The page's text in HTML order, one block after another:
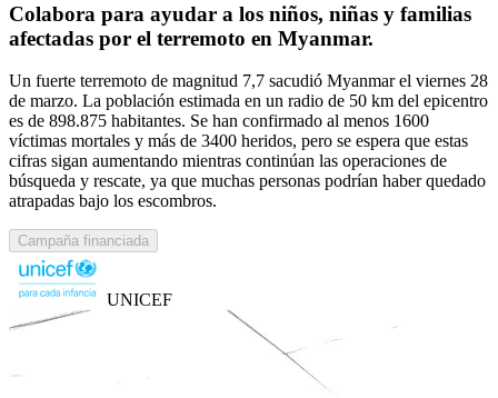
Colabora para ayudar a los niños, niñas y familias
afectadas por el terremoto en Myanmar.
Un fuerte terremoto de magnitud 7,7 sacudió Myanmar el viernes 28
de marzo. La población estimada en un radio de 50 km del epicentro
es de 898.875 habitantes. Se han confirmado al menos 1600
víctimas mortales y más de 3400 heridos, pero se espera que estas
cifras sigan aumentando mientras continúan las operaciones de
búsqueda y rescate, ya que muchas personas podrían haber quedado
atrapadas bajo los escombros.
Campaña financiada
UNICEF